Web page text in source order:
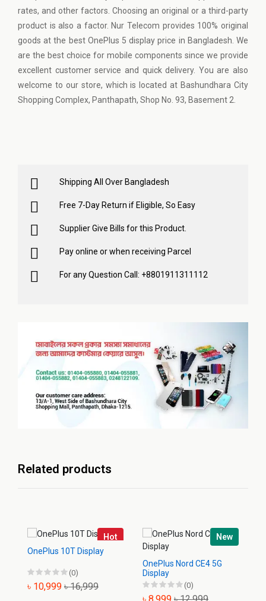
rates, and other factors. Choosing an original or a third-party
product is also a factor. Nur Telecom provides 100% original
goods at the best OnePlus 5 display price in Bangladesh. We
are the best choice for mobile components since we provide
excellent customer service and quick delivery. You are also
welcome to our store, which is located at Bashundhara City
Shopping Complex, Panthapath, Shop No. 93, Basement 2.
Shipping All Over Bangladesh
Free 7-Day Return if Eligible, So Easy
Supplier Give Bills for this Product.
Pay online or when receiving Parcel
For any Question Call: +8801911311112
Related products
Hot
OnePlus 10T Display
(0)
৳ 10,999 ৳ 16,999
New
OnePlus Nord CE4 5G
Display
(0)